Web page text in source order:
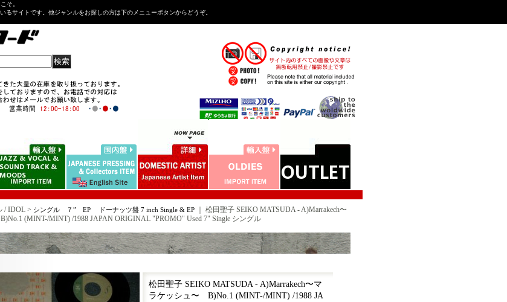
そ。
るサイトです。他ジャンルをお探しの方は下のメニューボタンからどうぞ。
/ IDOL > シングル ７” EP ドーナッツ盤 7 inch Single & EP
松田聖子 SEIKO MATSUDA - A)Marrakech〜
(MINT-/MINT) /1988 JAPAN ORIGINAL "PROMO" Used 7" Single シングル
松田聖子 SEIKO MATSUDA - A)Marrakech〜マ
ラケッシュ〜 B)No.1 (MINT-/MINT) /1988 JA